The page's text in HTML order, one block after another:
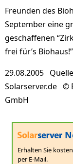
Freunden des
September eine
geschaffenen
frei für’s Biohaus!”
29.08.2005
Solarserver.de ©
GmbH
Erhalten Sie
per E-Mail.